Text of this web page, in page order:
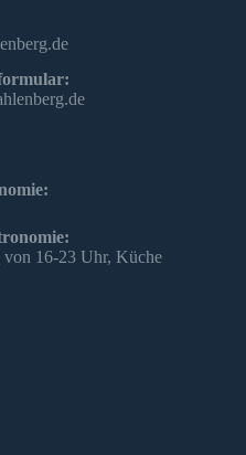
von 16-23 Uhr, Küche